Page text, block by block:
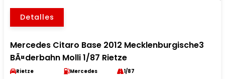
Detalles
Mercedes Citaro Base 2012 Mecklenburgische3
BÃ¤derbahn Molli 1/87 Rietze
Rietze Mercedes 1/87